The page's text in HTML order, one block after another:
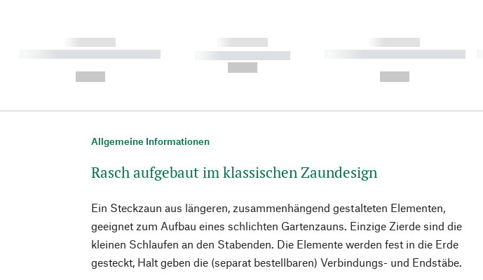
------------
----------- ----------- ----------
------------
----------- -----------
------------
----------- ----------- ----------
Allgemeine Informationen
Rasch aufgebaut im klassischen Zaundesign
Ein Steckzaun aus längeren, zusammenhängend gestalteten Elementen,
geeignet zum Aufbau eines schlichten Gartenzauns. Einzige Zierde sind die
kleinen Schlaufen an den Stabenden. Die Elemente werden fest in die Erde
gesteckt, Halt geben die (separat bestellbaren) Verbindungs- und Endstäbe.